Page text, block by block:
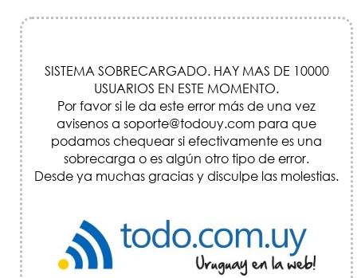
SISTEMA SOBRECARGADO. HAY MAS DE 10000
USUARIOS EN ESTE MOMENTO.
Por favor si le da este error más de una vez
avisenos a soporte@todouy.com para que
podamos chequear si efectivamente es una
sobrecarga o es algún otro tipo de error.
Desde ya muchas gracias y disculpe las molestias.